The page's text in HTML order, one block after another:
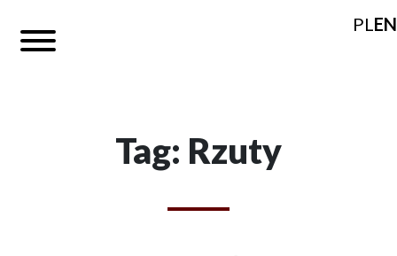
PLEN
Tag: Rzuty